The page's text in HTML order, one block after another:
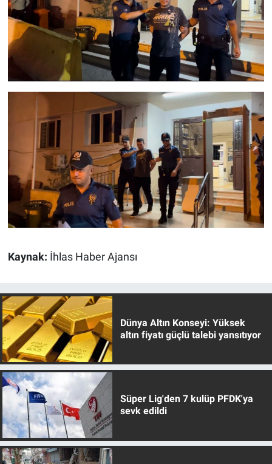
Kaynak: İhlas Haber Ajansı
Dünya Altın Konseyi: Yüksek
altın fiyatı güçlü talebi yansıtıyor
Süper Lig'den 7 kulüp PFDK'ya
sevk edildi